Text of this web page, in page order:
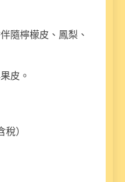
隨檸檬皮、鳳梨、
皮。
）